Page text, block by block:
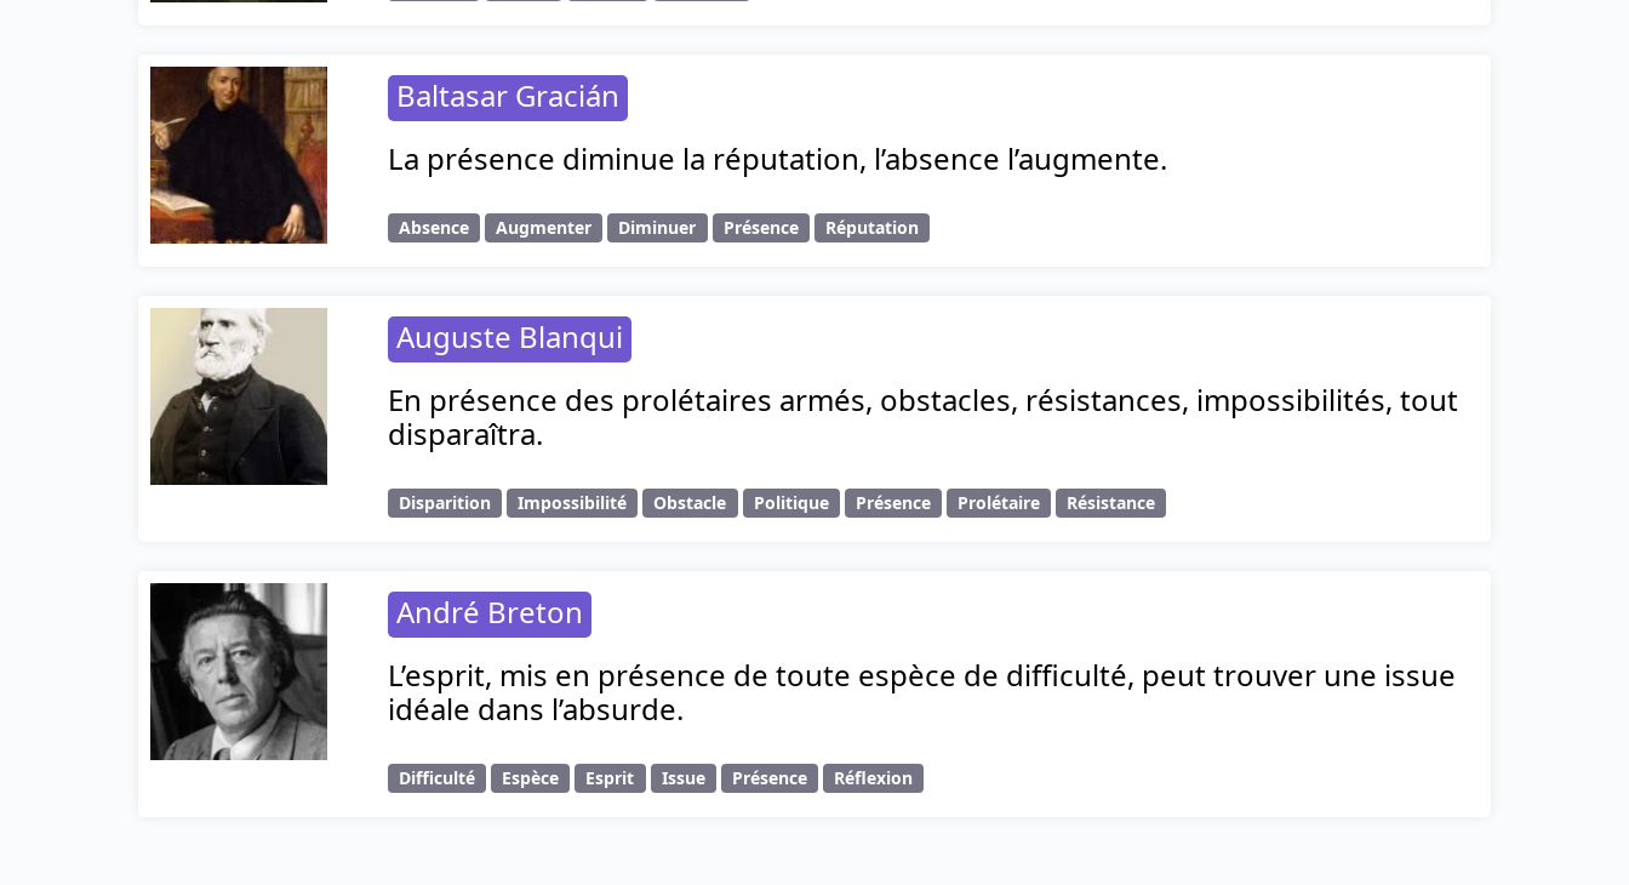
Baltasar Gracián
La présence diminue la réputation, l’absence l’augmente.
Absence Augmenter Diminuer Présence Réputation
Auguste Blanqui
En présence des prolétaires armés, obstacles, résistances, impossibilités, tout
disparaîtra.
Disparition Impossibilité Obstacle Politique Présence Prolétaire Résistance
André Breton
L’esprit, mis en présence de toute espèce de difficulté, peut trouver une issue
idéale dans l’absurde.
Difficulté Espèce Esprit Issue Présence Réflexion